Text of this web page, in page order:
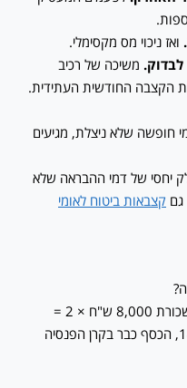
ואז ניכוי מס מקסימלי.
משיכה של רכיב
הקצבה החודשית העתידית.
חופשה שלא ניצלת, מגיעים
יחסי של דמי ההבראה שלא
גם קצבאות ביטוח לאומי
משכורת אחרונה כפול 2. לדוגמה: משכורת 8,000 ש"ח × 2 =
16,000 ש"ח פיצויים. אם יש סעיף 14, הכסף כבר בקרן הפנסיה